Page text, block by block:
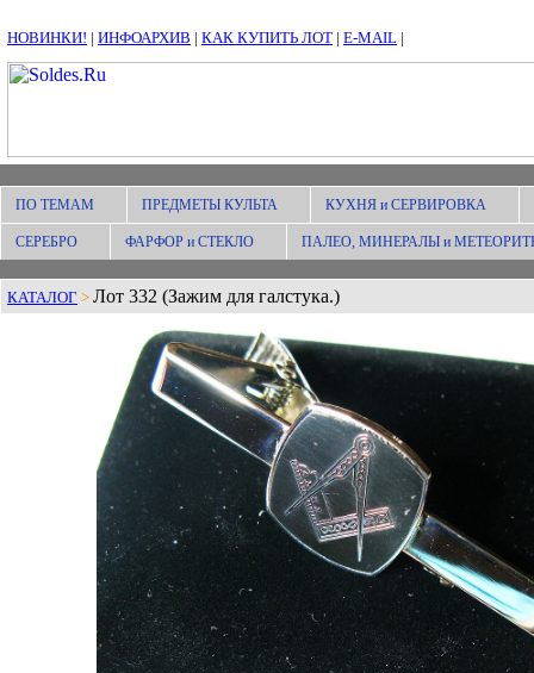
НОВИНКИ! | ИНФОАРХИВ | КАК КУПИТЬ ЛОТ | E-MAIL |
ПО ТЕМАМ ПРЕДМЕТЫ КУЛЬТА КУХНЯ и СЕРВИРОВКА
СЕРЕБРО ФАРФОР и СТЕКЛО ПАЛЕО, МИНЕРАЛЫ и
КАТАЛОГ > Лот 332 (Зажим для галстука.)